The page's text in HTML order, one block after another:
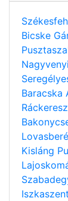
Bicske
Baracska
Kisláng